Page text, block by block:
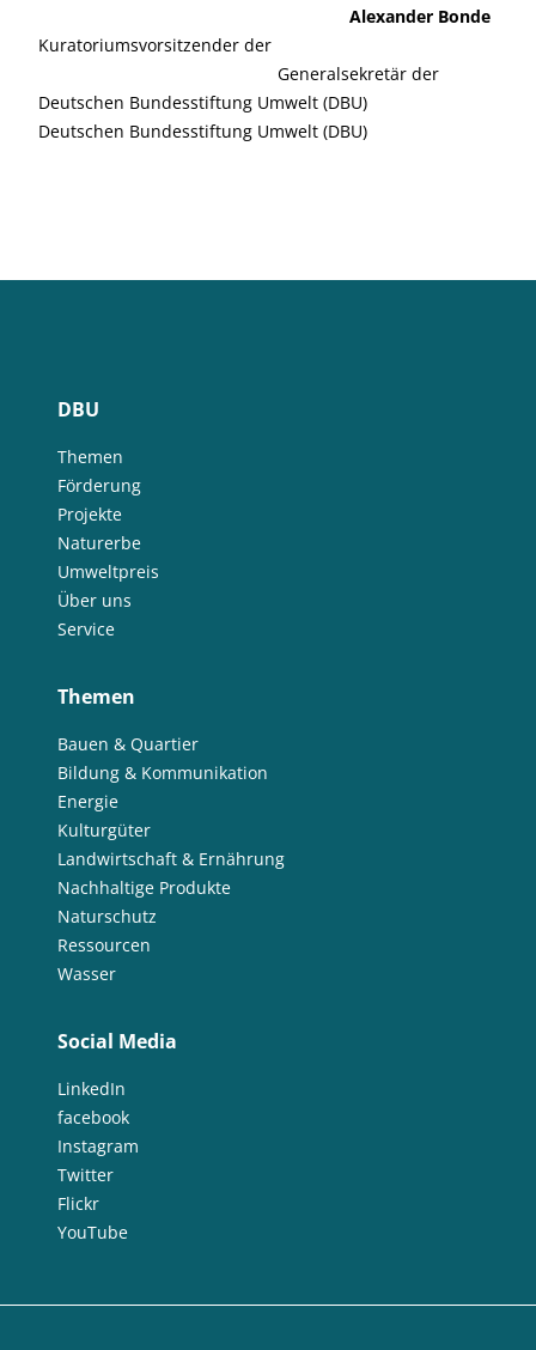
Alexander Bonde
Kuratoriumsvorsitzender der
Generalsekretär der
Deutschen Bundesstiftung Umwelt (DBU)
Deutschen Bundesstiftung Umwelt (DBU)
DBU
Themen
Förderung
Projekte
Naturerbe
Umweltpreis
Über uns
Service
Themen
Bauen & Quartier
Bildung & Kommunikation
Energie
Kulturgüter
Landwirtschaft & Ernährung
Nachhaltige Produkte
Naturschutz
Ressourcen
Wasser
Social Media
LinkedIn
facebook
Instagram
Twitter
Flickr
YouTube